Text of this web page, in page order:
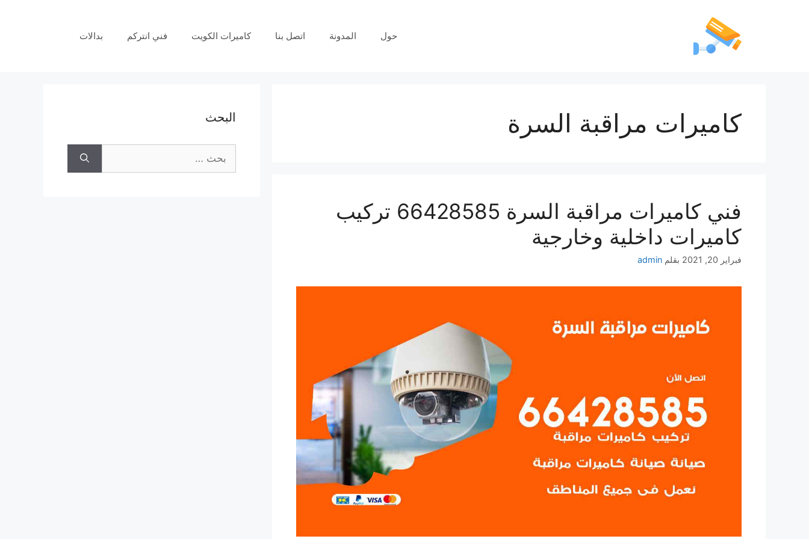
حول المدونة اتصل بنا كاميرات الكويت فني انتركم بدالات
كاميرات مراقبة السرة
فني كاميرات مراقبة السرة 66428585 تركيب
كاميرات داخلية وخارجية
فبراير 20, 2021 بقلم admin
البحث